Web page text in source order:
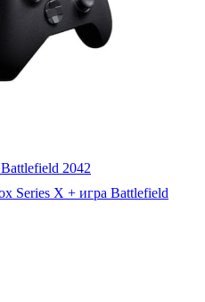
2042
Series X + игра Battlefield